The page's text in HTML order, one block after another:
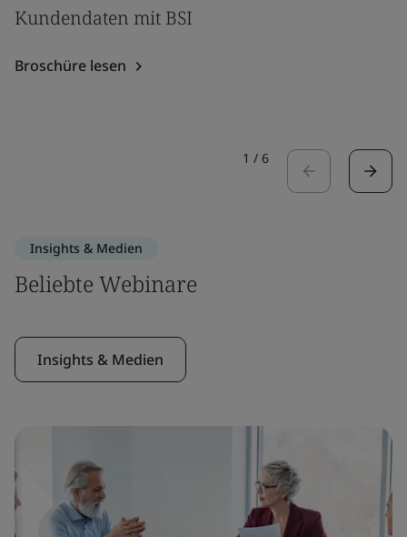
Kundendaten mit BSI
Broschüre lesen
1 / 6
Insights & Medien
Beliebte Webinare
Insights & Medien